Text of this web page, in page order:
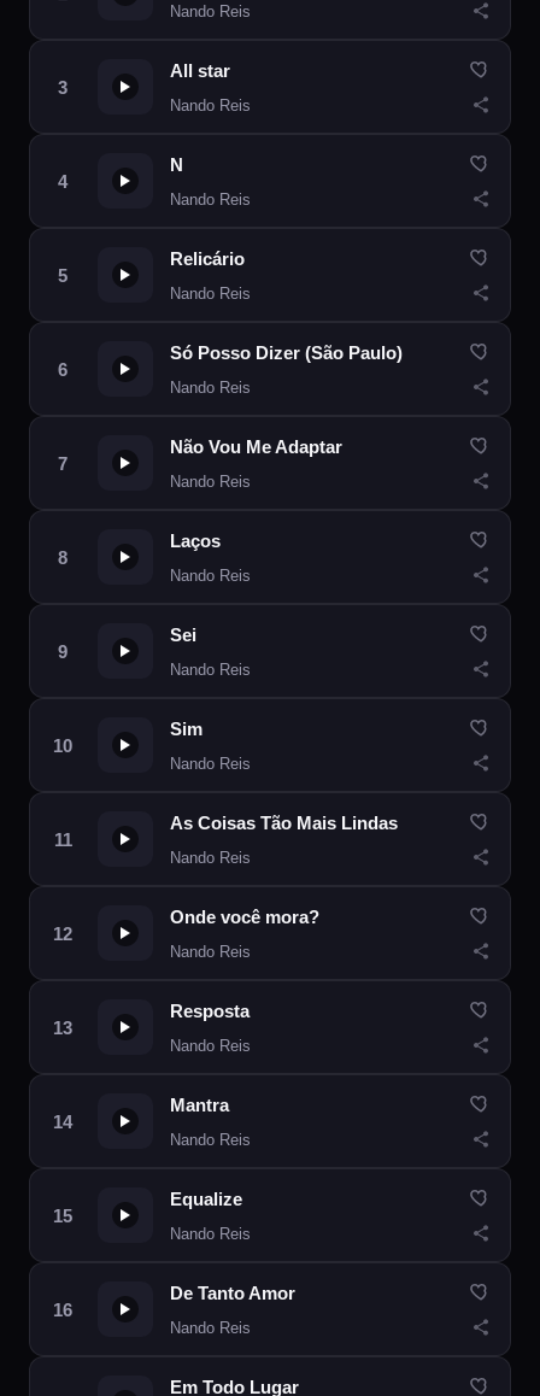
Nando Reis
All star
Nando Reis
N
Nando Reis
Relicário
Nando Reis
Só Posso Dizer (São Paulo)
Nando Reis
Não Vou Me Adaptar
Nando Reis
Laços
Nando Reis
Sei
Nando Reis
Sim
Nando Reis
As Coisas Tão Mais Lindas
Nando Reis
Onde você mora?
Nando Reis
Resposta
Nando Reis
Mantra
Nando Reis
Equalize
Nando Reis
De Tanto Amor
Nando Reis
Em Todo Lugar